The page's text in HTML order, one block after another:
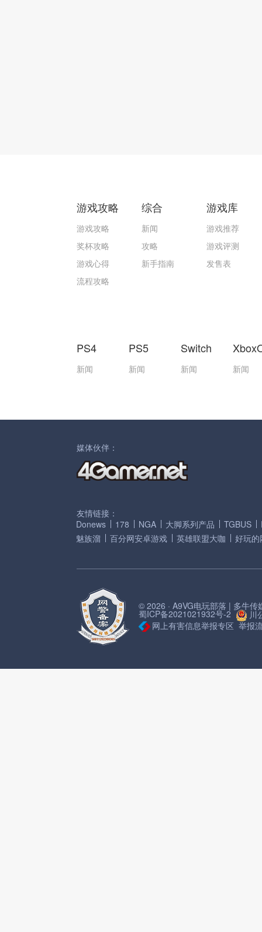
游戏攻略
游戏攻略
奖杯攻略
游戏心得
流程攻略
综合
新闻
攻略
新手指南
游戏库
游戏推荐
游戏评测
发售表
PS4
新闻
PS5
新闻
Switch
新闻 新闻
媒体伙伴：
友情链接：
Donews
178 NGA 大脚系列产品 TGBUS
魅族溜
百分网安卓游戏 英雄联盟大咖 好玩的
© 2026 · A9VG电玩部落 | 多牛传
蜀ICP备2021021932号-2
川
网上有害信息举报专区 举报